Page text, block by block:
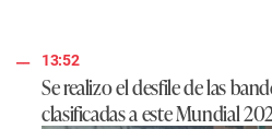
13:52
Se realizo el desfile de las
clasificadas a este Mundial